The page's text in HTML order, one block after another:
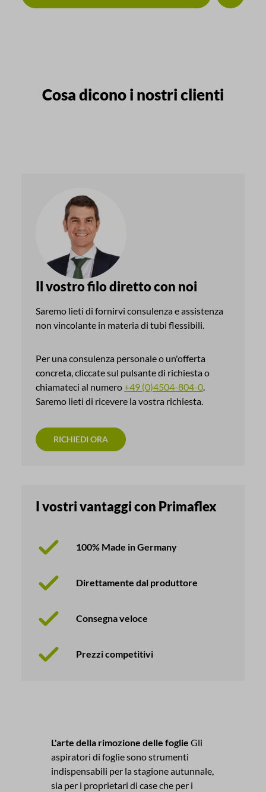
Cosa dicono i nostri clienti
Il vostro filo diretto con noi
Saremo lieti di fornirvi consulenza e assistenza
non vincolante in materia di tubi flessibili.
Per una consulenza personale o un'offerta
concreta, cliccate sul pulsante di richiesta o
chiamateci al numero+49 (0)4504-804-0.
Saremo lieti di ricevere la vostra richiesta.
RICHIEDI ORA
I vostri vantaggi con Primaflex
100% Made in Germany
Direttamente dal produttore
Consegna veloce
Prezzi competitivi
L'arte della rimozione delle foglie Gli
aspiratori di foglie sono strumenti
indispensabili per la stagione autunnale,
sia per i proprietari di case che per i